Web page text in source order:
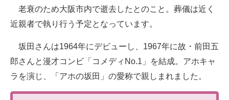
エネルギーの専門メディア
建設×テクノロジーの最前線
ちょっと気になるネットの話題
老衰のため大阪市内で逝去したとのこと。葬儀は近く
近親者で執り行う予定となっています。
坂田さんは1964年にデビューし、1967年に故・前田五
郎さんと漫才コンビ「コメディNo.1」を結成。アホキャ
ラを演じ、「アホの坂田」の愛称で親しまれました。